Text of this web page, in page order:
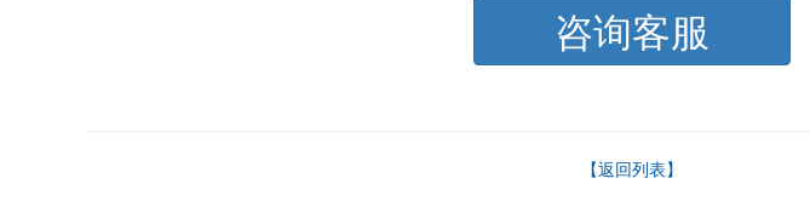
咨询客服
【返回列表】